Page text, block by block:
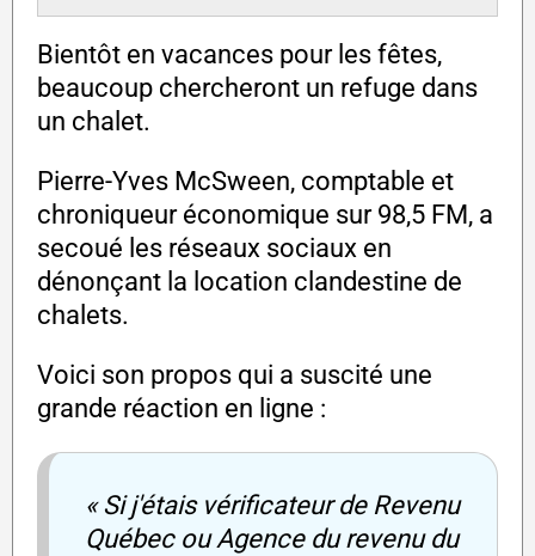
Bientôt en vacances pour les fêtes,
beaucoup chercheront un refuge dans
un chalet.
Pierre-Yves McSween, comptable et
chroniqueur économique sur 98,5 FM, a
secoué les réseaux sociaux en
dénonçant la location clandestine de
chalets.
Voici son propos qui a suscité une
grande réaction en ligne :
« Si j'étais vérificateur de Revenu
Québec ou Agence du revenu du